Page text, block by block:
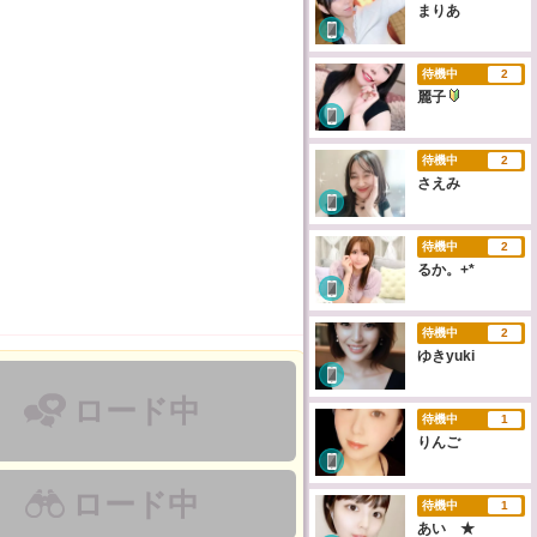
ロード中
ロード中
まりあ
待機中 2
麗子
待機中 2
さえみ
待機中 2
るか。+*
待機中 2
ゆきyuki
待機中 1
りんご
待機中 1
あい ★